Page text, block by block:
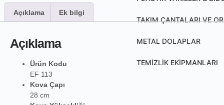
TAKIM ÇANTALARI VE
METAL DOLAPLAR
TEMİZLİK EKİPMANLARI
Açıklama Ek bilgi
Açıklama
Ürün Kodu
EF 113
Kova Çapı
28 cm